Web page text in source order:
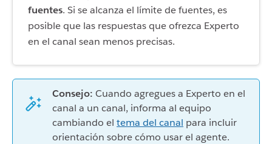
fuentes. Si se alcanza el límite de fuentes, es
posible que las respuestas que ofrezca Experto
en el canal sean menos precisas.
Consejo: Cuando agregues a Experto en el
canal a un canal, informa al equipo
cambiando el tema del canal para incluir
orientación sobre cómo usar el agente.